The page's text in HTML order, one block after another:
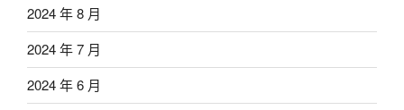
2024 年 8 月
2024 年 7 月
2024 年 6 月